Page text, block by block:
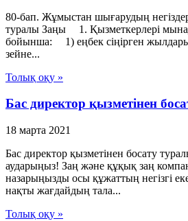
80-бап. Жұмыстан шығарудың
туралы Заңы 1. Қызметкерлері
бойынша: 1) еңбек сіңірген
зейне...
Толық оқу »
Бас директор қызметінен
18 марта 2021
Бас директор қызметінен босату
аударыңыз! Заң және құқық заң
назарыңызды осы құжаттың негізгі
нақты жағдайдың тала...
Толық оқу »